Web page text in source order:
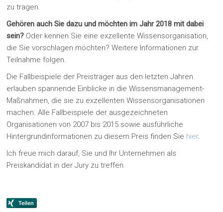
zu tragen.
Gehören auch Sie dazu und möchten im Jahr 2018 mit dabei
sein? Oder kennen Sie eine exzellente Wissensorganisation,
die Sie vorschlagen möchten? Weitere Informationen zur
Teilnahme folgen.
Die Fallbeispiele der Preisträger aus den letzten Jahren
erlauben spannende Einblicke in die Wissensmanagement-
Maßnahmen, die sie zu exzellenten Wissensorganisationen
machen. Alle Fallbeispiele der ausgezeichneten
Organisationen von 2007 bis 2015 sowie ausführliche
Hintergrundinformationen zu diesem Preis finden Sie hier.
Ich freue mich darauf, Sie und Ihr Unternehmen als
Preiskandidat in der Jury zu treffen.